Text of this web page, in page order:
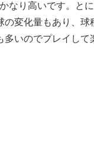
なり高いです。と
変化量もあり、
いのでプレイして